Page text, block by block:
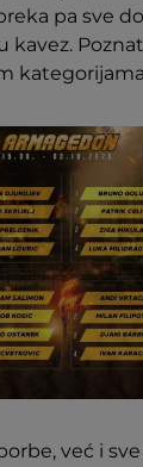
pa sve
kavez.
već i